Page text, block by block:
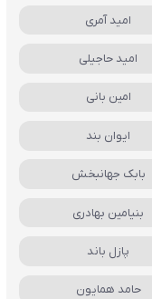
امید آمری
امید حاجیلی
امین بانی
ایوان بند
بابک جهانبخش
بنیامین بهادری
پازل باند
حامد همایون